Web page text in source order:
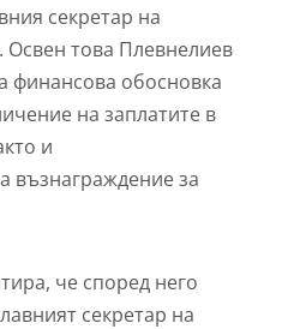
секретар на
Освен това Плевнелиев
финансова обосновка
на заплатите в
и
възнаграждение за
че според него
секретар на